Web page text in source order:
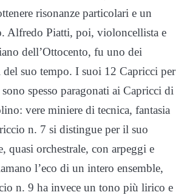
risonanze particolari e un
Alfredo Piatti, poi, violoncellista e
dell’Ottocento, fu uno dei
suo tempo. I suoi 12 Capricci per
spesso paragonati ai Capricci di
vere miniere di tecnica, fantasia
n. 7 si distingue per il suo
quasi orchestrale, con arpeggi e
l’eco di un intero ensemble,
n. 9 ha invece un tono più lirico e